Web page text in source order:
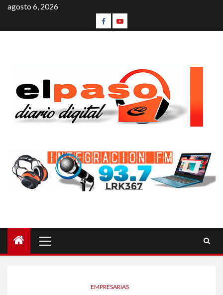
agosto 6, 2026
EMPRESARIAS